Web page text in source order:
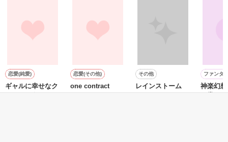
作品を読む
鷹哉『宜しくな、俺の雛子』🦅
雛子『俺の……ひぃ、雛子？！！！』🐥
※表紙も作中使用の画像も全てフリー素材です。
恋愛(純愛)
ギャルに幸せなク
恋愛(その他)
one contract
その他
レインストーム
ファンタ
神楽幻